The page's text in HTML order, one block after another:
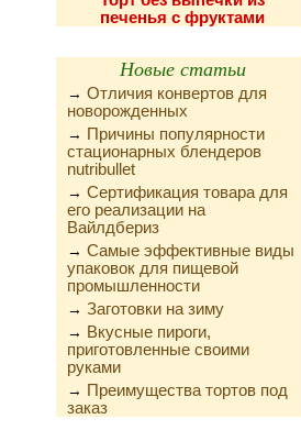
печенья с фруктами
Новые статьи
→ Отличия конвертов для
новорожденных
→ Причины популярности
стационарных блендеров
nutribullet
→ Сертификация товара для
его реализации на
Вайлдбериз
→ Самые эффективные виды
упаковок для пищевой
промышленности
→ Заготовки на зиму
→ Вкусные пироги,
приготовленные своими
руками
→ Преимущества тортов под
заказ